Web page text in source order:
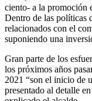
ciento- a la promoción
Dentro de las políticas
relacionados con el
suponiendo una
Gran parte de los
los próximos años
2021 “son el inicio de
presentado al detalle